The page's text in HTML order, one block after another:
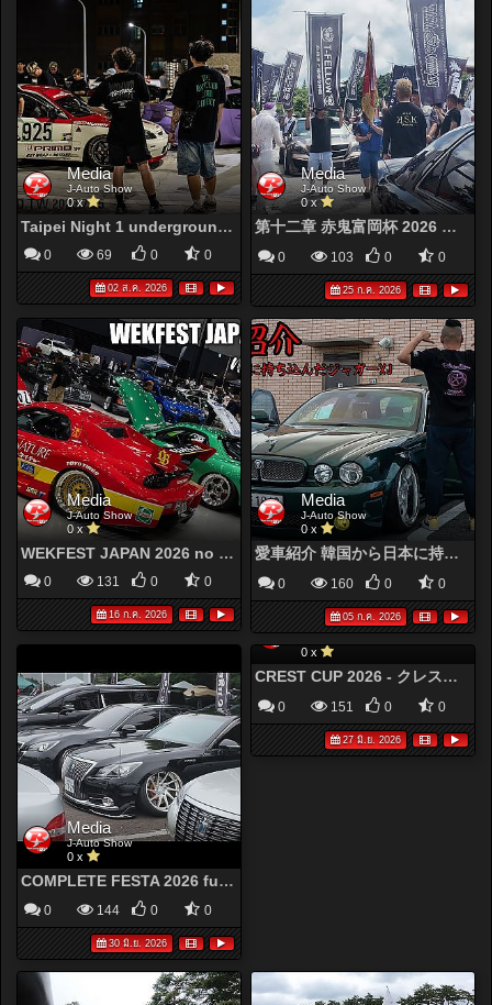
Media
J-Auto Show
0 x
Taipei Night 1 underground.tw Night Car Meet
0 69 0 0
02 ส.ค. 2026
Media
J-Auto Show
0 x
第十二章 赤鬼富岡杯 2026 【提供映像】
0 103 0 0
25 ก.ค. 2026
Media
J-Auto Show
0 x
WEKFEST JAPAN 2026 no BGM
0 131 0 0
16 ก.ค. 2026
Media
J-Auto Show
0 x
愛車紹介 韓国から日本に持ち込んだジャガーXJ - VIP CAR KOREA JAGUR XJ X358
0 160 0 0
05 ก.ค. 2026
Media
J-Auto Show
0 x
COMPLETE FESTA 2026 full video コンプリートフェスタ2026 コンフェス 2026 総集編
0 144 0 0
30 มิ.ย. 2026